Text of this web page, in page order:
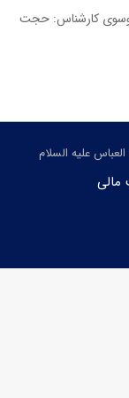
کارشناس: حجت
علیه السلام
مالی